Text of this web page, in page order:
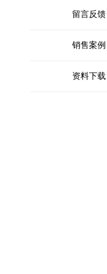
留言反馈
销售案例
资料下载